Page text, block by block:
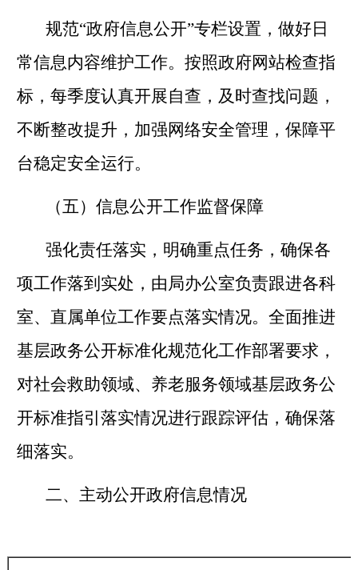
规范“政府信息公开”专栏设置，做好日
常信息内容维护工作。按照政府网站检查指
标，每季度认真开展自查，及时查找问题，
不断整改提升，加强网络安全管理，保障平
台稳定安全运行。
（五）信息公开工作监督保障
强化责任落实，明确重点任务，确保各
项工作落到实处，由局办公室负责跟进各科
室、直属单位工作要点落实情况。全面推进
基层政务公开标准化规范化工作部署要求，
对社会救助领域、养老服务领域基层政务公
开标准指引落实情况进行跟踪评估，确保落
细落实。
二、主动公开政府信息情况